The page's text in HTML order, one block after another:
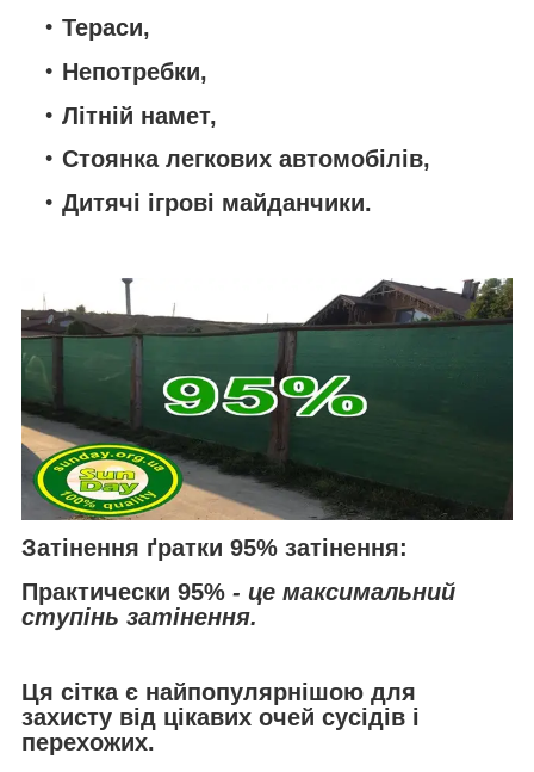
Тераси,
Непотребки,
Літній намет,
Стоянка легкових автомобілів,
Дитячі ігрові майданчики.
Затінення ґратки 95% затінення:
Практически 95% - це максимальний
ступінь затінення.
Ця сітка є найпопулярнішою для
захисту від цікавих очей сусідів і
перехожих.